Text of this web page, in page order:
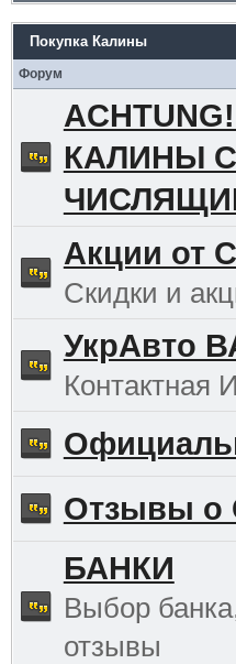
Покупка Калины
Форум
КАЛИНЫ
Акции от
Скидки и
УкрАвто
Контактная
Отзывы о
БАНКИ
Выбор
отзывы